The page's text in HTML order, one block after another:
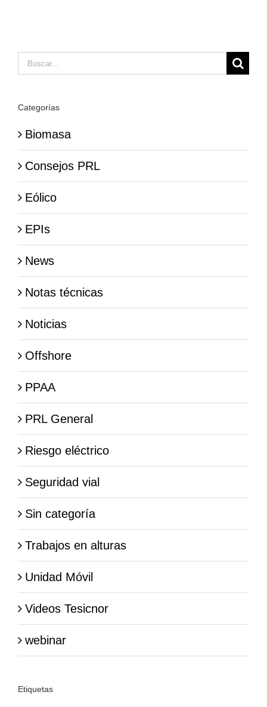
Buscar:
Categorías
Biomasa
Consejos PRL
Eólico
EPIs
News
Notas técnicas
Noticias
Offshore
PPAA
PRL General
Riesgo eléctrico
Seguridad vial
Sin categoría
Trabajos en alturas
Unidad Móvil
Videos Tesicnor
webinar
Etiquetas